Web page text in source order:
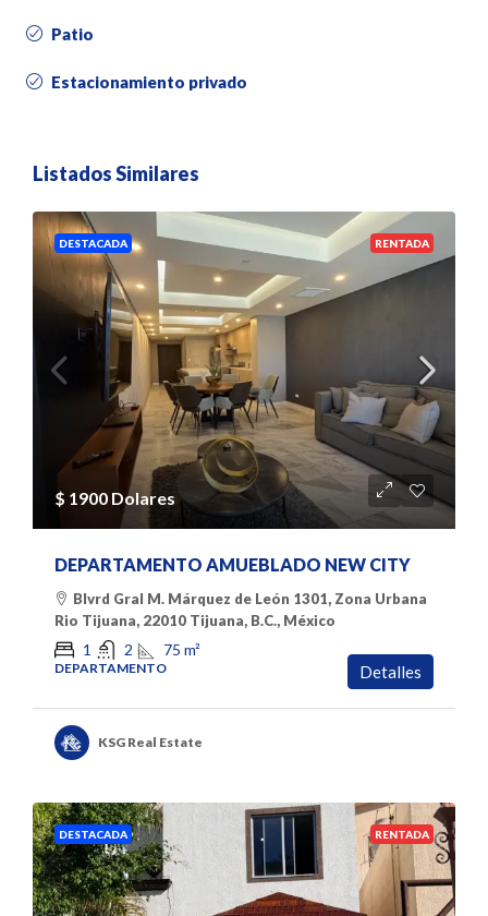
Patio
Estacionamiento privado
Listados Similares
DESTACADA RENTADA
$ 1900 Dolares
DEPARTAMENTO AMUEBLADO NEW CITY
Blvrd Gral M. Márquez de León 1301, Zona Urbana
Rio Tijuana, 22010 Tijuana, B.C., México
1 2 75 m²
DEPARTAMENTO Detalles
KSG Real Estate
DESTACADA RENTADA